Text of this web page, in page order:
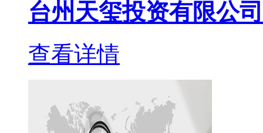
台州天玺投资有限公
查看详情